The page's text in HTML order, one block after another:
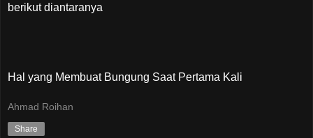
berikut diantaranya
Hal yang Membuat Bungung Saat Pertama Kali
Ahmad Roihan
Share